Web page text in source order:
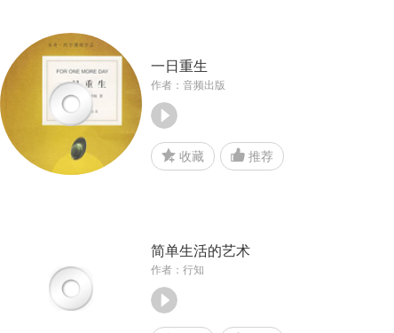
一日重生
作者：音频出版
收藏 推荐
简单生活的艺术
作者：行知